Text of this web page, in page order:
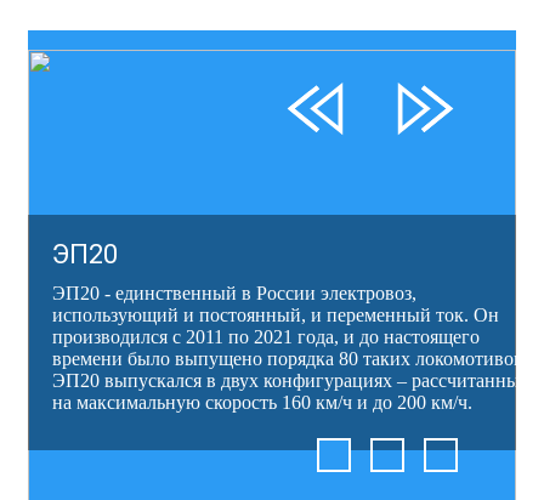
ЭП20
ЭП20 - единственный в России электровоз,
использующий и постоянный, и переменный ток. Он
производился с 2011 по 2021 года, и до настоящего
времени было выпущено порядка 80 таких локомотивов.
ЭП20 выпускался в двух конфигурациях – рассчитанный
на максимальную скорость 160 км/ч и до 200 км/ч.